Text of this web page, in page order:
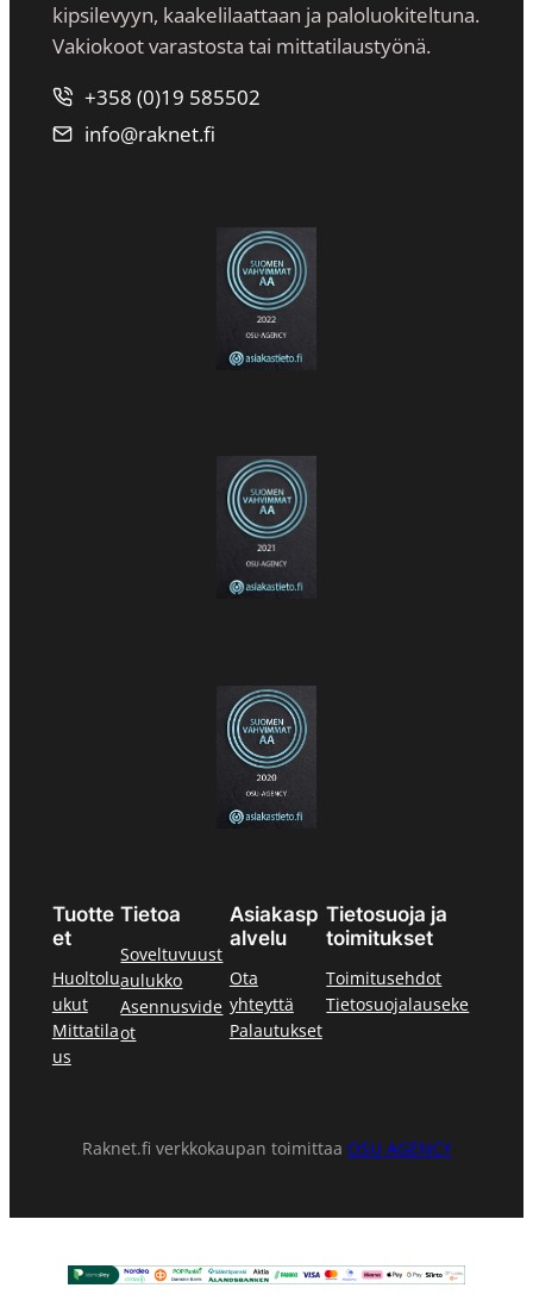
kipsilevyyn, kaakeli­laattaan ja paloluokiteltuna.
Vakiokoot varastosta tai mittatilaustyönä.
+358 (0)19 585502
info@raknet.fi
Tuotte
et
Huoltolu
ukut
Mittatila
us
Tietoa
Soveltuvuust
aulukko
Asennusvide
ot
Asiakasp
alvelu
Ota
yhteyttä
Palautukset
Tietosuoja ja
toimitukset
Toimitusehdot
Tietosuojalauseke
Raknet.fi verkkokaupan toimittaa OSU AGENCY